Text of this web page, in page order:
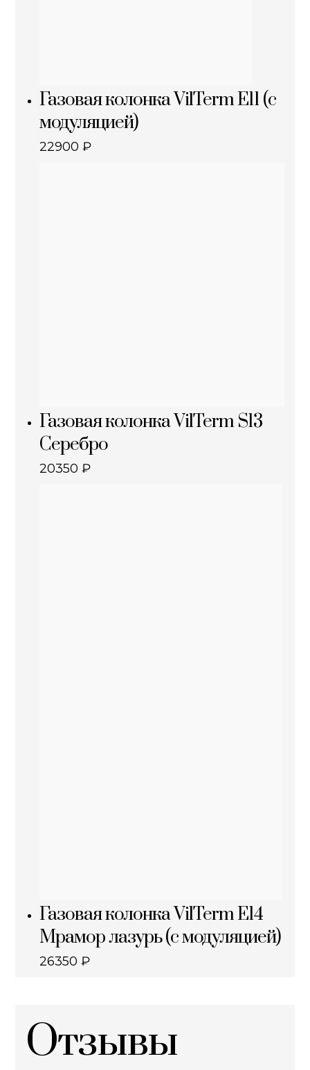
Газовая колонка VilTerm E11 (с
модуляцией)
22900₽
Газовая колонка VilTerm S13
Серебро
20350₽
Газовая колонка VilTerm E14
Мрамор лазурь (с модуляцией)
26350₽
Отзывы